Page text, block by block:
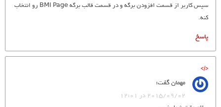
سپس کاربر از قسمت افزودن برگه و در قسمت قالب برگه BMI Page رو انتخاب
کنه.
پاسخ
مهمانگفت:
2015/09/02 در 12:01